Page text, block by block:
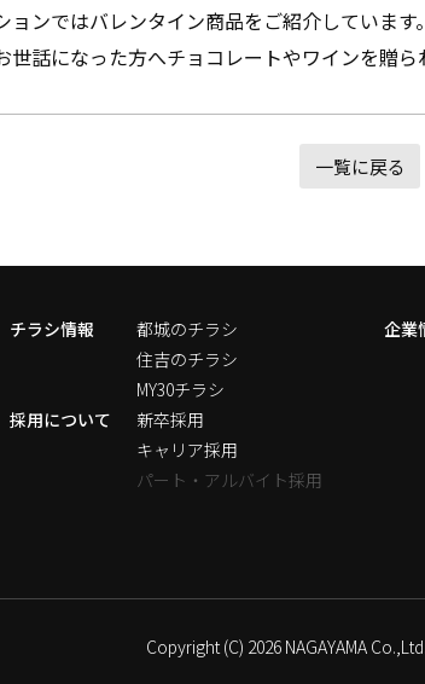
ョンではバレンタイン商品をご紹介しています。
世話になった方へチョコレートやワインを贈
一覧に戻る
チラシ情報
都城のチラシ
住吉のチラシ
MY30チラシ
採用について
新卒採用
キャリア採用
パート・アルバイト採用
企業
Copyright (C) 2026 NAGAYAMA